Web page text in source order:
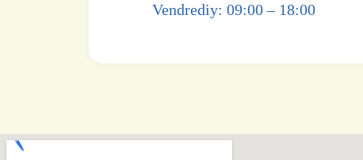
Vendrediy: 09:00 – 18:00